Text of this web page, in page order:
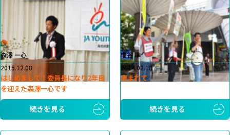
森澤 一心
2015.12.08
はじめまして！委員長になり2年目
を迎えた森澤一心です
続きを見る
細谷 準
2014.02.18
恵まれて
続きを見る